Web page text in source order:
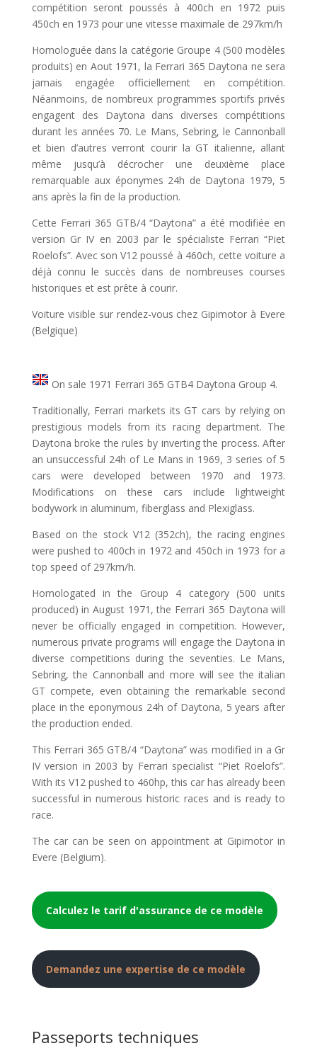
compétition seront poussés à 400ch en 1972 puis
450ch en 1973 pour une vitesse maximale de 297km/h
Homologuée dans la catégorie Groupe 4 (500 modèles
produits) en Aout 1971, la Ferrari 365 Daytona ne sera
jamais engagée officiellement en compétition.
Néanmoins, de nombreux programmes sportifs privés
engagent des Daytona dans diverses compétitions
durant les années 70. Le Mans, Sebring, le Cannonball
et bien d’autres verront courir la GT italienne, allant
même jusqu’à décrocher une deuxième place
remarquable aux éponymes 24h de Daytona 1979, 5
ans après la fin de la production.
Cette Ferrari 365 GTB/4 “Daytona” a été modifiée en
version Gr IV en 2003 par le spécialiste Ferrari “Piet
Roelofs”. Avec son V12 poussé à 460ch, cette voiture a
déjà connu le succès dans de nombreuses courses
historiques et est prête à courir.
Voiture visible sur rendez-vous chez Gipimotor à Evere
(Belgique)
On sale 1971 Ferrari 365 GTB4 Daytona Group 4.
Traditionally, Ferrari markets its GT cars by relying on
prestigious models from its racing department. The
Daytona broke the rules by inverting the process. After
an unsuccessful 24h of Le Mans in 1969, 3 series of 5
cars were developed between 1970 and 1973.
Modifications on these cars include lightweight
bodywork in aluminum, fiberglass and Plexiglass.
Based on the stock V12 (352ch), the racing engines
were pushed to 400ch in 1972 and 450ch in 1973 for a
top speed of 297km/h.
Homologated in the Group 4 category (500 units
produced) in August 1971, the Ferrari 365 Daytona will
never be officially engaged in competition. However,
numerous private programs will engage the Daytona in
diverse competitions during the seventies. Le Mans,
Sebring, the Cannonball and more will see the italian
GT compete, even obtaining the remarkable second
place in the eponymous 24h of Daytona, 5 years after
the production ended.
This Ferrari 365 GTB/4 “Daytona” was modified in a Gr
IV version in 2003 by Ferrari specialist “Piet Roelofs”.
With its V12 pushed to 460hp, this car has already been
successful in numerous historic races and is ready to
race.
The car can be seen on appointment at Gipimotor in
Evere (Belgium).
Calculez le tarif d'assurance de ce modèle
Demandez une expertise de ce modèle
Passeports techniques